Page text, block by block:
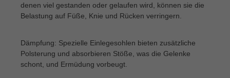
denen viel gestanden oder gelaufen wird, können sie die
Belastung auf Füße, Knie und Rücken verringern.
Dämpfung: Spezielle Einlegesohlen bieten zusätzliche
Polsterung und absorbieren Stöße, was die Gelenke
schont, und Ermüdung vorbeugt.